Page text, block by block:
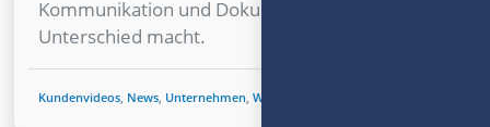
Kommunikation und Dokumente den
Unterschied macht.
Kundenvideos, News, Unternehmen, White Label